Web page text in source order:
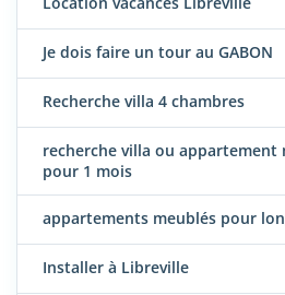
Je dois faire un tour au GABON
Recherche villa 4 chambres
recherche villa ou appartement
pour 1 mois
appartements meublés pour
Installer à Libreville